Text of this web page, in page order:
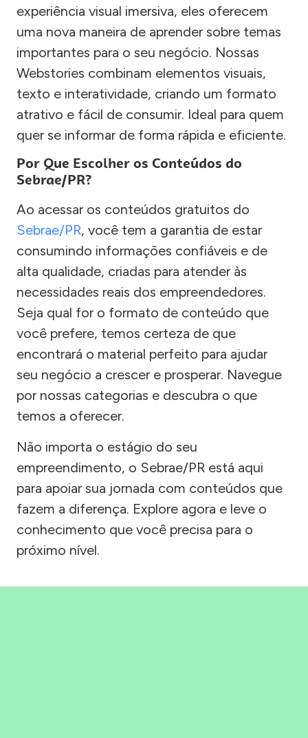
experiência visual imersiva, eles oferecem
uma nova maneira de aprender sobre temas
importantes para o seu negócio. Nossas
Webstories combinam elementos visuais,
texto e interatividade, criando um formato
atrativo e fácil de consumir. Ideal para quem
quer se informar de forma rápida e eficiente.
Por Que Escolher os Conteúdos do
Sebrae/PR?
Ao acessar os conteúdos gratuitos do
Sebrae/PR, você tem a garantia de estar
consumindo informações confiáveis e de
alta qualidade, criadas para atender às
necessidades reais dos empreendedores.
Seja qual for o formato de conteúdo que
você prefere, temos certeza de que
encontrará o material perfeito para ajudar
seu negócio a crescer e prosperar. Navegue
por nossas categorias e descubra o que
temos a oferecer.
Não importa o estágio do seu
empreendimento, o Sebrae/PR está aqui
para apoiar sua jornada com conteúdos que
fazem a diferença. Explore agora e leve o
conhecimento que você precisa para o
próximo nível.